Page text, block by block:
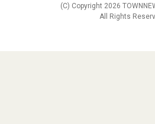
(C) Copyright 2026
All Rights